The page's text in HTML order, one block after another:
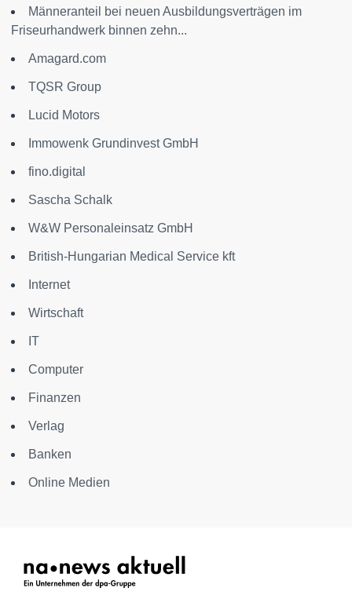
Männeranteil bei neuen Ausbildungsverträgen im
Friseurhandwerk binnen zehn...
Amagard.com
TQSR Group
Lucid Motors
Immowenk Grundinvest GmbH
fino.digital
Sascha Schalk
W&W Personaleinsatz GmbH
British-Hungarian Medical Service kft
Internet
Wirtschaft
IT
Computer
Finanzen
Verlag
Banken
Online Medien